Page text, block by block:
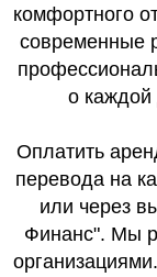
комфортного
современные
о каждой
Оплатить
перевода на
или через
Финанс". Мы